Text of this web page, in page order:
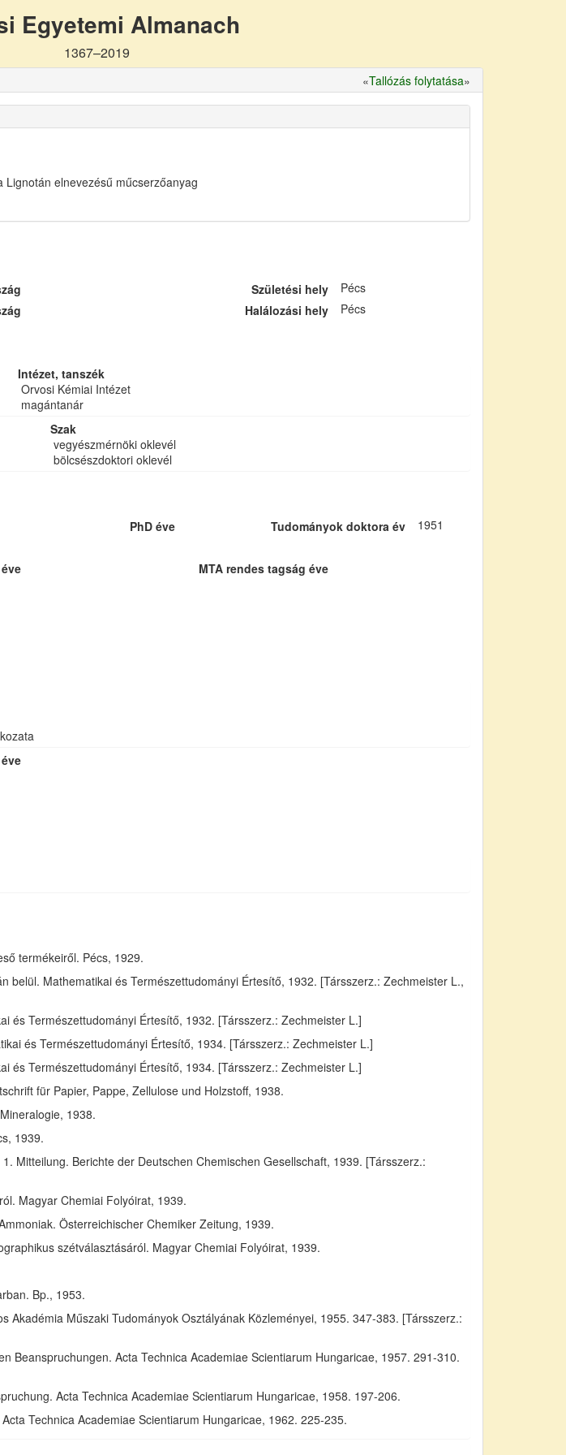
Egyetemi Almanach
1367–2019
«Tallózás folytatása»
elnevezésű műcserzőanyag
Születési hely
Pécs
Halálozási hely
Pécs
Intézet, tanszék
Orvosi Kémiai Intézet
magántanár
Szak
vegyészmérnöki oklevél
bölcsészdoktori oklevél
PhD éve Tudományok doktora év
1951
MTA rendes tagság éve
termékeiről. Pécs, 1929.
belül. Mathematikai és Természettudományi Értesítő, 1932. [Társszerz.: Zechmeister L.,
és Természettudományi Értesítő, 1932. [Társszerz.: Zechmeister L.]
és Természettudományi Értesítő, 1934. [Társszerz.: Zechmeister L.]
és Természettudományi Értesítő, 1934. [Társszerz.: Zechmeister L.]
für Papier, Pappe, Zellulose und Holzstoff, 1938.
1938.
1939.
Mitteilung. Berichte der Deutschen Chemischen Gesellschaft, 1939. [Társszerz.:
Magyar Chemiai Folyóirat, 1939.
Österreichischer Chemiker Zeitung, 1939.
szétválasztásáról. Magyar Chemiai Folyóirat, 1939.
Bp., 1953.
Akadémia Műszaki Tudományok Osztályának Közleményei, 1955. 347-383. [Társszerz.:
Beanspruchungen. Acta Technica Academiae Scientiarum Hungaricae, 1957. 291-310.
Acta Technica Academiae Scientiarum Hungaricae, 1958. 197-206.
Technica Academiae Scientiarum Hungaricae, 1962. 225-235.